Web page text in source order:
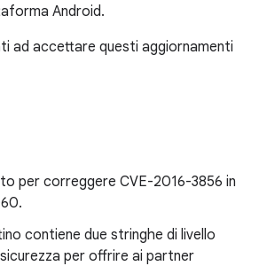
Android.
ad accettare questi aggiornamenti
per correggere CVE-2016-3856 in
contiene due stringhe di livello
per offrire ai partner